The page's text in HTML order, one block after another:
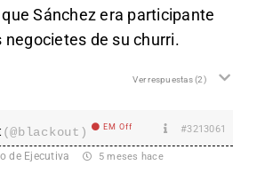
Sánchez era participante
negocietes de su churri.
Ver respuestas(2)
(@blackout) EM Off #3213061
de Ejecutiva 5 meses hace